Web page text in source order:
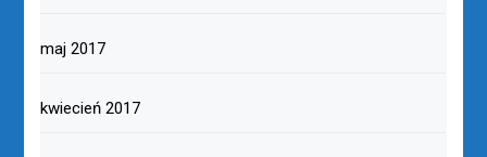
maj 2017
kwiecień 2017